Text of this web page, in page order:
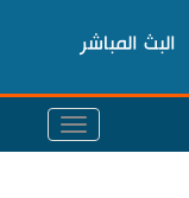
البث المباشر